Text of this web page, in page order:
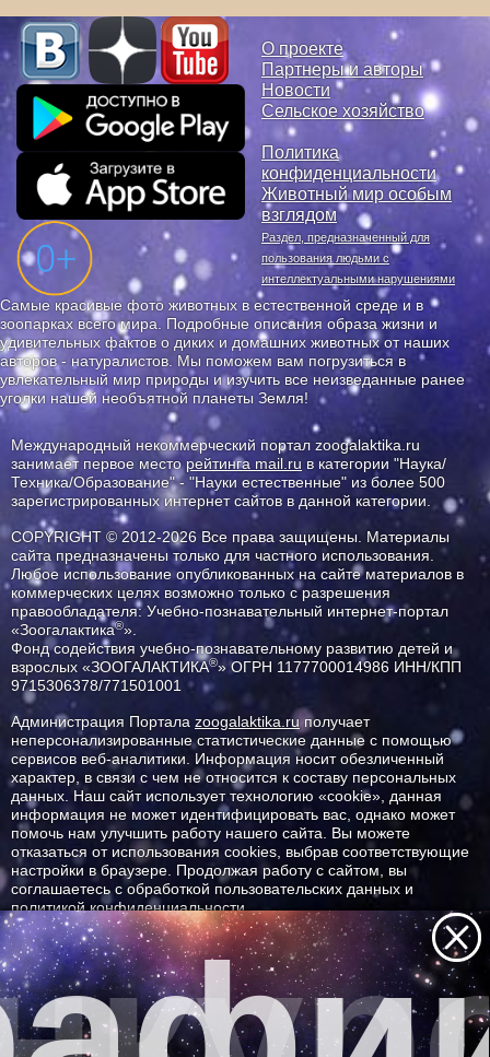
О проекте
Партнеры и авторы
Новости
Сельское хозяйство
Политика
конфиденциальности
Животный мир особым
взглядом
Раздел, предназначенный для
пользования людьми с
интеллектуальными нарушениями
Самые красивые фото животных в естественной среде и в
зоопарках всего мира. Подробные описания образа жизни и
удивительных фактов о диких и домашних животных от наших
авторов - натуралистов. Мы поможем вам погрузиться в
увлекательный мир природы и изучить все неизведанные ранее
уголки нашей необъятной планеты Земля!
Международный некоммерческий портал zoogalaktika.ru
занимает первое месторейтинга mail.ru в категории "Наука/
Техника/Образование" - "Науки естественные" из более 500
зарегистрированных интернет сайтов в данной категории.
COPYRIGHT © 2012-2026 Все права защищены. Материалы
сайта предназначены только для частного использования.
Любое использование опубликованных на сайте материалов в
коммерческих целях возможно только с разрешения
правообладателя: Учебно-познавательный интернет-портал
«Зоогалактика®».
Фонд содействия учебно-познавательному развитию детей и
взрослых «ЗООГАЛАКТИКА®» ОГРН 1177700014986 ИНН/КПП
9715306378/771501001
Администрация Портала zoogalaktika.ruполучает
неперсонализированные статистические данные с помощью
сервисов веб-аналитики. Информация носит обезличенный
характер, в связи с чем не относится к составу персональных
данных. Наш сайт использует технологию «cookie», данная
информация не может идентифицировать вас, однако может
помочь нам улучшить работу нашего сайта. Вы можете
отказаться от использования cookies, выбрав соответствующие
настройки в браузере. Продолжая работу с сайтом, вы
соглашаетесь с обработкой пользовательских данных и
политикой конфиденциальности.
ID ресурса: 10035